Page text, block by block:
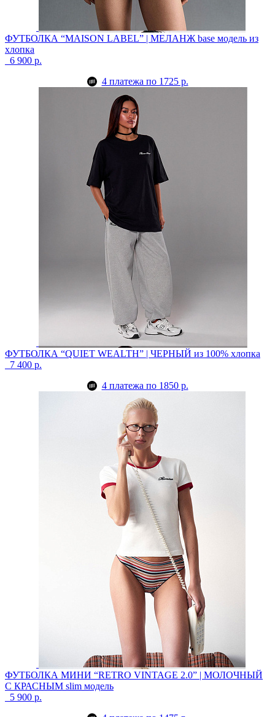
ФУТБОЛКА “MAISON LABEL” | МЕЛАНЖ base модель из
хлопка
6 900 р.
4 платежа по 1725 р.
ФУТБОЛКА “QUIET WEALTH” | ЧЕРНЫЙ из 100% хлопка
7 400 р.
4 платежа по 1850 р.
ФУТБОЛКА МИНИ “RETRO VINTAGE 2.0” | МОЛОЧНЫЙ
С КРАСНЫМ slim модель
5 900 р.